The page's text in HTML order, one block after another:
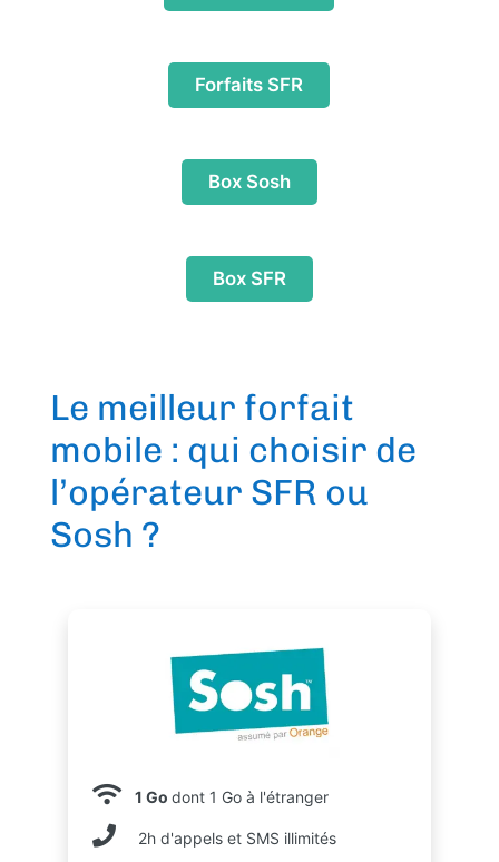
Forfaits SFR
Box Sosh
Box SFR
Le meilleur forfait
mobile : qui choisir de
l’opérateur SFR ou
Sosh ?
1 Go dont 1 Go à l'étranger
2h d'appels et SMS illimités